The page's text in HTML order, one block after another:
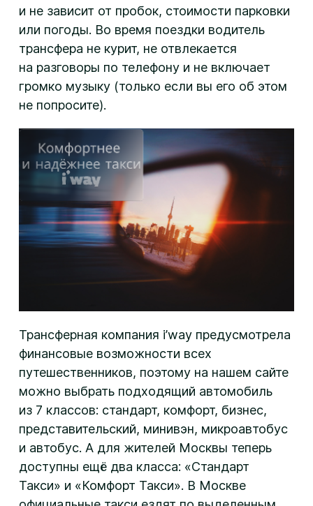
и не зависит от пробок, стоимости парковки
или погоды. Во время поездки водитель
трансфера не курит, не отвлекается
на разговоры по телефону и не включает
громко музыку (только если вы его об этом
не попросите).
Трансферная компания i’way предусмотрела
финансовые возможности всех
путешественников, поэтому на нашем сайте
можно выбрать подходящий автомобиль
из 7 классов: стандарт, комфорт, бизнес,
представительский, минивэн, микроавтобус
и автобус. А для жителей Москвы теперь
доступны ещё два класса: «Стандарт
Такси» и «Комфорт Такси». В Москве